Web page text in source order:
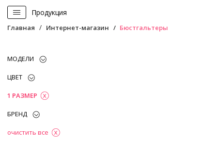
Продукция
Главная Интернет-магазин Бюстгальтеры
МОДЕЛИ
ЦВЕТ
1 РАЗМЕР
БРЕНД
очистить все